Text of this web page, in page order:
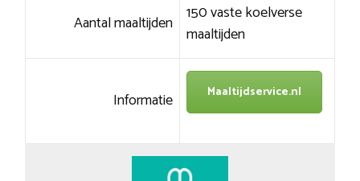
Aantal maaltijden 150 vaste koelverse
maaltijden
Informatie Maaltijdservice.nl